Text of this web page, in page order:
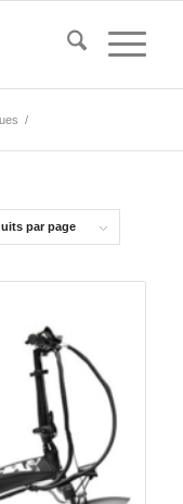
/
par page